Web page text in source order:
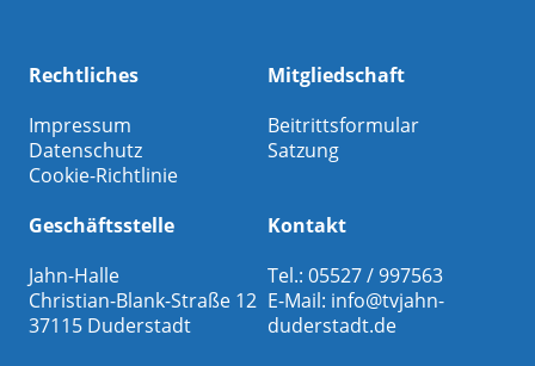
Rechtliches
Impressum
Datenschutz
Cookie-Richtlinie
Mitgliedschaft
Beitrittsformular
Satzung
Geschäftsstelle
Jahn-Halle
Christian-Blank-Straße 12
37115 Duderstadt
Kontakt
Tel.: 05527 / 997563
E-Mail: info@tvjahn-
duderstadt.de